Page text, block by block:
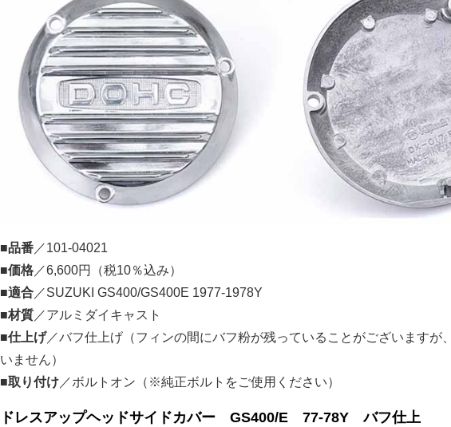
■品番 ／101-04021
■価格 ／6,600円（税10％込み）
■適合 ／SUZUKI GS400/GS400E 1977-1978Y
■材質 ／アルミダイキャスト
■仕上げ／バフ仕上げ（フィンの間にバフ粉が残っていることがございますが
いません）
■取り付け ／ボルトオン（※純正ボルトをご使用ください）
ドレスアップヘッドサイドカバー GS400/E 77-78Y バフ仕上